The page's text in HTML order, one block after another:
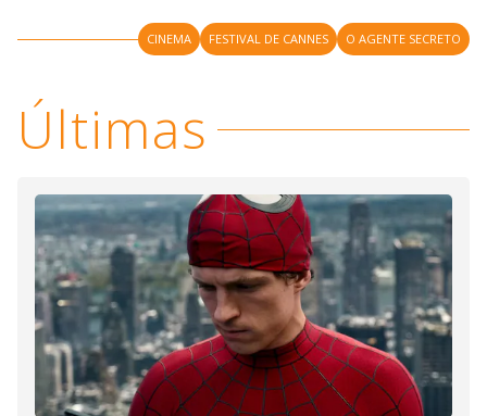
V
i
d
e
o
d CINEMA FESTIVAL DE CANNES O AGENTE SECRETO
Últimas